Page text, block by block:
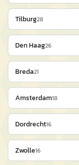
Tilburg28
Den Haag26
Breda21
Amsterdam18
Dordrecht16
Zwolle16